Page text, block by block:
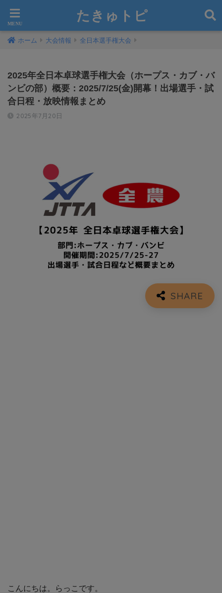
たきゅトピ
ホーム 大会情報 全日本選手権大会
2025年全日本卓球選手権大会（ホープス・カブ・バ
ンビの部）概要：2025/7/25(金)開幕！出場選手・試
合日程・放映情報まとめ
2025年7月20日
こんにちは。らっこです。